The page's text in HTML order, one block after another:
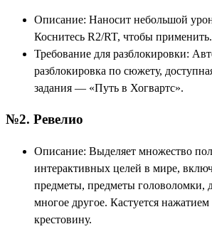
Описание: Наносит небольшой
Коснитесь R2/RT, чтобы применить.
Требование для разблокировки:
разблокировка по сюжету,
задания — «Путь в Хогвартс».
№2. Ревелио
Описание: Выделяет множество
интерактивных целей в мире,
предметы, предметы головоломки,
многое другое. Кастуется
крестовину.